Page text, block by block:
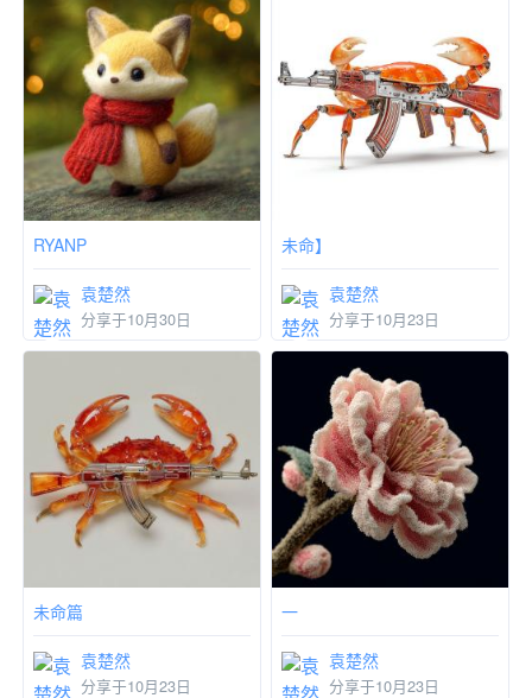
RYANP
袁楚然
分享于10月30日
未命】
袁楚然
分享于10月23日
未命篇
袁楚然
分享于10月23日
一
袁楚然
分享于10月23日